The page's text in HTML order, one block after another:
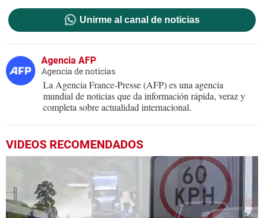
Unirme al canal de noticias
Agencia AFP
Agencia de noticias
La Agencia France-Presse (AFP) es una agencia
mundial de noticias que da información rápida, veraz y
completa sobre actualidad internacional.
VIDEOS RECOMENDADOS